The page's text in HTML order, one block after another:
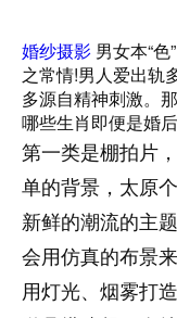
婚纱摄影 男女本“
之常情!男人爱出轨
多源自精神刺激。
哪些生肖即便是婚
第一类是棚拍片
单的背景，太原
新鲜的潮流的主
会用仿真的布景
用灯光、烟雾打